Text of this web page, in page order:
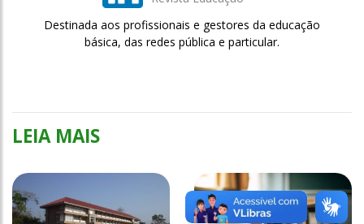
Destinada aos profissionais e gestores da educação
básica, das redes pública e particular.
LEIA MAIS